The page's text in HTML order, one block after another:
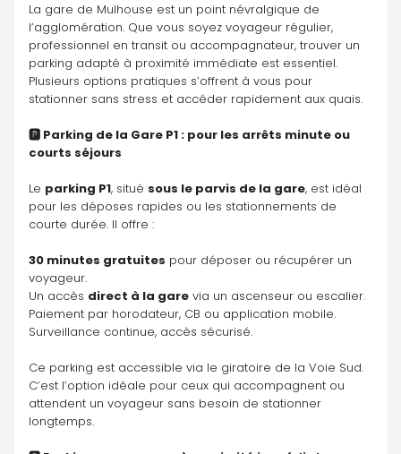
La gare de Mulhouse est un point névralgique de
l’agglomération. Que vous soyez voyageur régulier,
professionnel en transit ou accompagnateur, trouver un
parking adapté à proximité immédiate est essentiel.
Plusieurs options pratiques s’offrent à vous pour
stationner sans stress et accéder rapidement aux quais.
🅿️ Parking de la Gare P1 : pour les arrêts minute ou
courts séjours
Le parking P1, situé sous le parvis de la gare, est idéal
pour les déposes rapides ou les stationnements de
courte durée. Il offre :
30 minutes gratuites pour déposer ou récupérer un
voyageur.
Un accès direct à la gare via un ascenseur ou escalier.
Paiement par horodateur, CB ou application mobile.
Surveillance continue, accès sécurisé.
Ce parking est accessible via le giratoire de la Voie Sud.
C’est l’option idéale pour ceux qui accompagnent ou
attendent un voyageur sans besoin de stationner
longtemps.